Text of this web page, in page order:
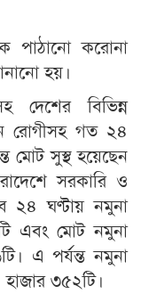
পাঠানো করোনা
হয়।
দেশের বিভিন্ন
রোগীসহ গত ২৪
মোট সুস্থ হয়েছেন
সরকারি ও
২৪ ঘণ্টায় নমুনা
এবং মোট নমুনা
এ পর্যন্ত নমুনা
৩৫২টি।